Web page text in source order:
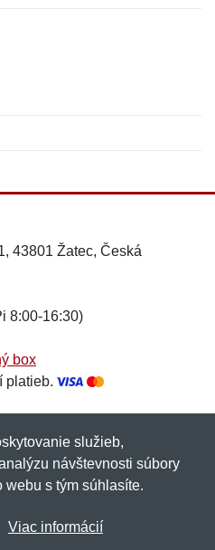
43801 Žatec, Česká
8:00-16:30)
box
platieb.
rokov s vami)Netnakup.sk
služieb,
návštevnosti súbory
s tým súhlasíte.
Viac informácií